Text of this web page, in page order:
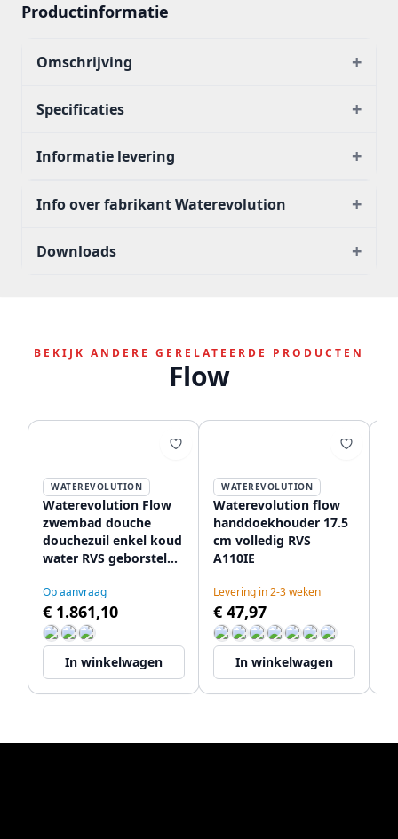
Productinformatie
Omschrijving +
Specificaties +
Informatie levering +
Info over fabrikant Waterevolution +
Downloads +
BEKIJK ANDERE GERELATEERDE PRODUCTEN
Flow
WATEREVOLUTION
Waterevolution Flow
zwembad douche
douchezuil enkel koud
water RVS geborsteld
Op aanvraag
€ 1.861,10
In winkelwagen
WATEREVOLUTION
Waterevolution flow
handdoekhouder 17.5
cm volledig RVS
A110IE
Levering in 2-3 weken
€ 47,97
In winkelwagen